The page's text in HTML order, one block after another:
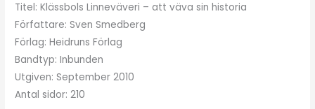
Titel: Klässbols Linneväveri – att väva sin historia
Författare: Sven Smedberg
Förlag: Heidruns Förlag
Bandtyp: Inbunden
Utgiven: September 2010
Antal sidor: 210
-
Klässbols
mängd